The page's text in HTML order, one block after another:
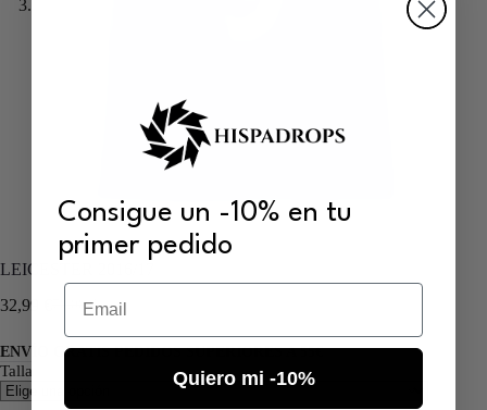
LEICESTER 2016/17
70,00€
32,99
ENVÍO GRATIS PEDIDOS SUPERIORES A 55€
Talla
Consigue un -10% en tu
primer pedido
Email
Quiero mi -10%